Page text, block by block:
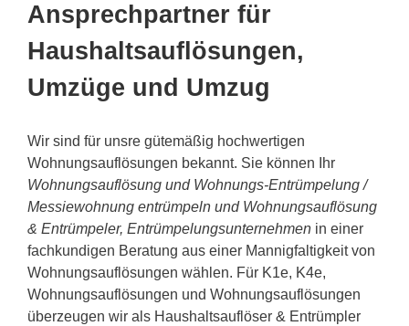
Ansprechpartner für
Haushaltsauflösungen,
Umzüge und Umzug
Wir sind für unsre gütemäßig hochwertigen
Wohnungsauflösungen bekannt. Sie können Ihr
Wohnungsauflösung und Wohnungs-Entrümpelung /
Messiewohnung entrümpeln und Wohnungsauflösung
& Entrümpeler, Entrümpelungsunternehmen in einer
fachkundigen Beratung aus einer Mannigfaltigkeit von
Wohnungsauflösungen wählen. Für K1e, K4e,
Wohnungsauflösungen und Wohnungsauflösungen
überzeugen wir als Haushaltsauflöser & Entrümpler